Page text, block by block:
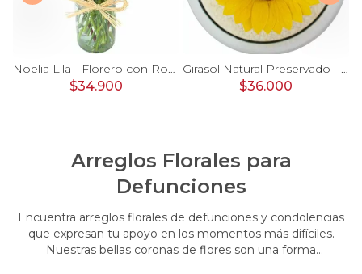
Noelia Lila - Florero con Rosas, mini rosas, mini claveles y limonium
$34.900
Girasol Natural Preservado - girasol preservado en pecera vidrio con piedrecitas
$36.000
Arreglos Florales para
Defunciones
Encuentra arreglos florales de defunciones y condolencias
que expresan tu apoyo en los momentos más difíciles.
Nuestras bellas coronas de flores son una forma